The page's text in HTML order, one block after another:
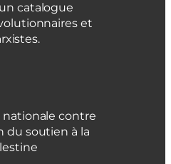
catalogue
et
contre
du soutien à la